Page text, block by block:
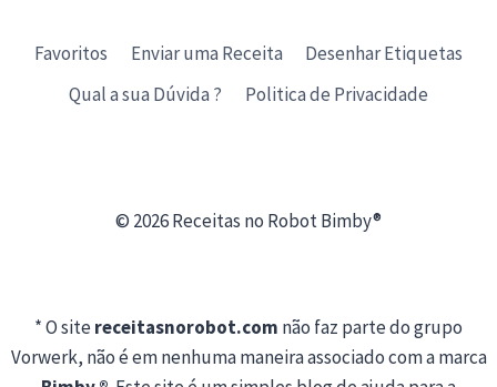
Favoritos Enviar uma Receita
Desenhar Etiquetas
Qual a sua Dúvida ?
Politica de Privacidade
© 2026 Receitas no Robot Bimby®
* O sitereceitasnorobot.com não faz parte do grupo
Vorwerk, não é em nenhuma maneira associado com a marca